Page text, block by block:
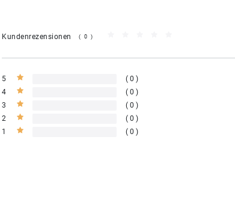
Kundenrezensionen (0)
5
0
4
0
3
0
2
0
1
0